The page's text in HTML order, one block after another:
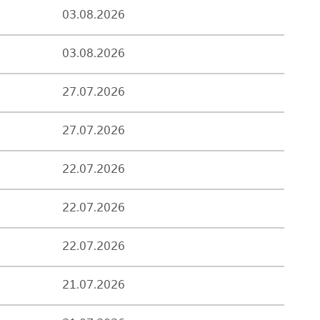
03.08.2026
03.08.2026
27.07.2026
27.07.2026
22.07.2026
22.07.2026
22.07.2026
21.07.2026